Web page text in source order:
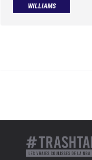
WILLIAMS